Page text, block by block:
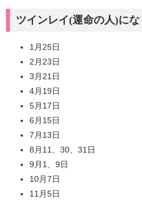
ツインレイ(運命の人)に
1月25日
2月23日
3月21日
4月19日
5月17日
6月15日
7月13日
8月11、30、31日
9月1、9日
10月7日
11月5日